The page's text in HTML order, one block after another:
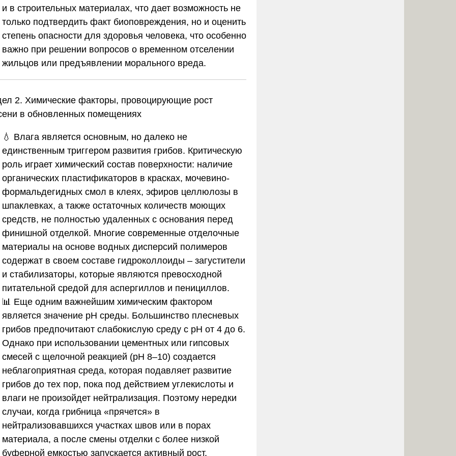
и в строительных материалах, что дает возможность не
только подтвердить факт биоповреждения, но и оценить
степень опасности для здоровья человека, что особенно
важно при решении вопросов о временном отселении
жильцов или предъявлении морального вреда.
2. Химические факторы, провоцирующие рост
в обновленных помещениях
💧 Влага является основным, но далеко не
единственным триггером развития грибов. Критическую
роль играет химический состав поверхности: наличие
органических пластификаторов в красках, мочевино-
формальдегидных смол в клеях, эфиров целлюлозы в
шпаклевках, а также остаточных количеств моющих
средств, не полностью удаленных с основания перед
финишной отделкой. Многие современные отделочные
материалы на основе водных дисперсий полимеров
содержат в своем составе гидроколлоиды – загустители
и стабилизаторы, которые являются превосходной
питательной средой для аспергиллов и пенициллов.
📊 Еще одним важнейшим химическим фактором
является значение pH среды. Большинство плесневых
грибов предпочитают слабокислую среду с pH от 4 до 6.
Однако при использовании цементных или гипсовых
смесей с щелочной реакцией (pH 8–10) создается
неблагоприятная среда, которая подавляет развитие
грибов до тех пор, пока под действием углекислоты и
влаги не произойдет нейтрализация. Поэтому нередки
случаи, когда грибница «прячется» в
нейтрализовавшихся участках швов или в порах
материала, а после смены отделки с более низкой
буферной емкостью запускается активный рост.